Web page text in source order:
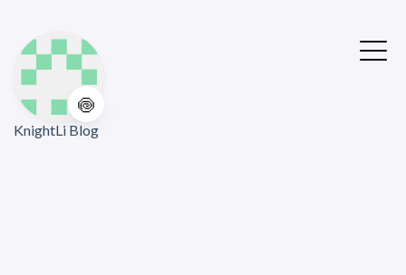
🍥
KnightLi Blog